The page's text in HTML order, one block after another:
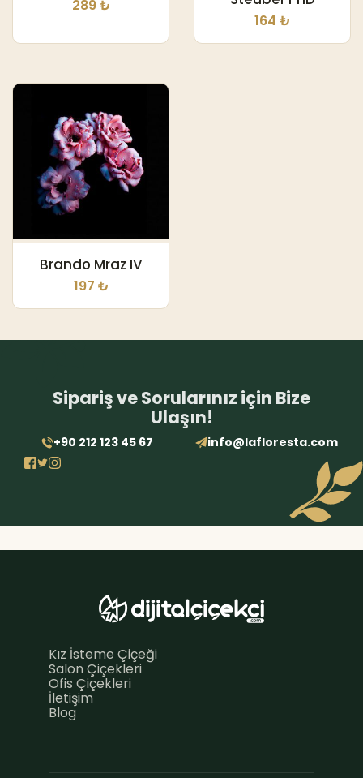
289 ₺
164 ₺
Brando Mraz IV
197 ₺
Sipariş ve Sorularınız için Bize
Ulaşın!
+90 212 123 45 67 info@lafloresta.com
Kız İsteme Çiçeği
Salon Çiçekleri
Ofis Çiçekleri
İletişim
Blog